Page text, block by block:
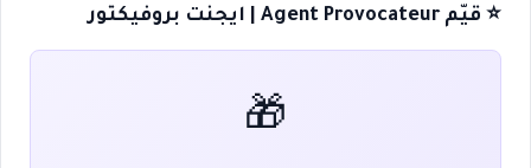
⭐ قيّم Agent Provocateur | ايجنت بروفيكتور
🎁